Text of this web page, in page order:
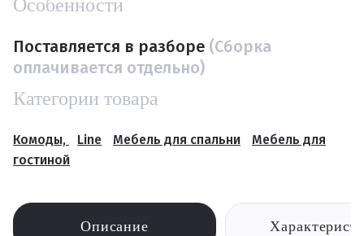
Особенности
Поставляется в разборе (Сборка
оплачивается отдельно)
Категории товара
Комоды, Line Мебель для спальни
Мебель для
гостиной
Описание